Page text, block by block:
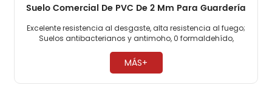
Suelo Comercial De PVC De 2 Mm Para Guardería
Excelente resistencia al desgaste, alta resistencia al fuego;
Suelos antibacterianos y antimoho, 0 formaldehído,
comerciales de PVC son muy resistentes a la presión. ​
MÁS+